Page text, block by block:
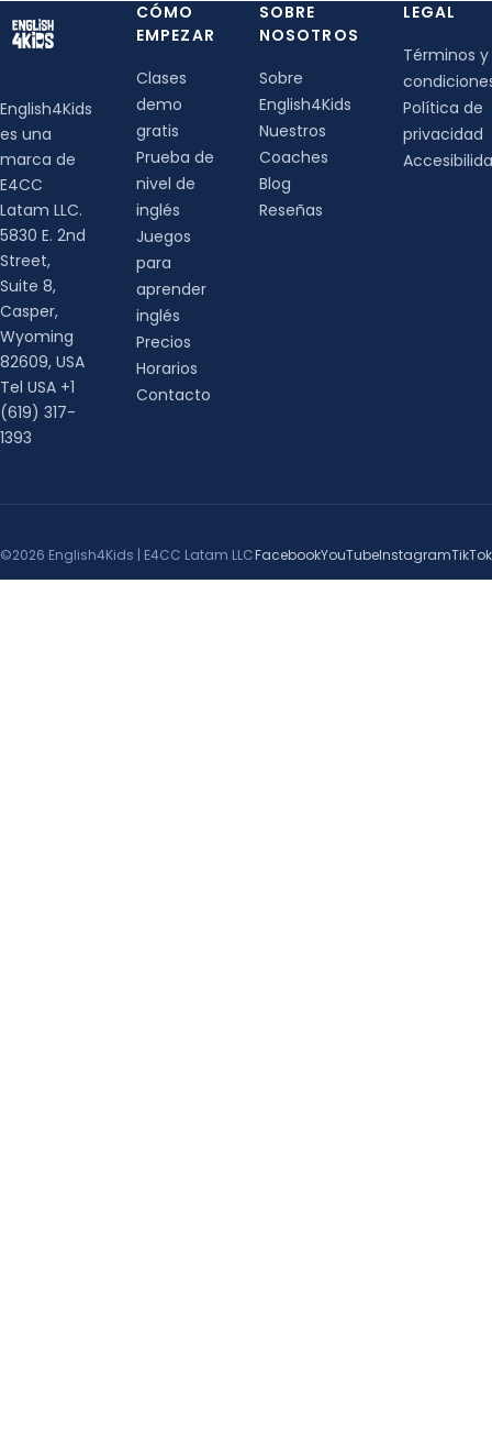
English4Kids
es una
marca de
E4CC
Latam LLC.
5830 E. 2nd
Street,
Suite 8,
Casper,
Wyoming
82609, USA
Tel USA +1
(619) 317-
1393
CÓMO
EMPEZAR
Clases
demo
gratis
Prueba de
nivel de
inglés
Juegos
para
aprender
inglés
Precios
Horarios
Contacto
SOBRE
NOSOTROS
Sobre
English4Kids
Nuestros
Coaches
Blog
Reseñas
LEGAL
Términos y
Política de
privacidad
©2026 English4Kids | E4CC Latam LLCFacebookYouTubeInstagramTikTok